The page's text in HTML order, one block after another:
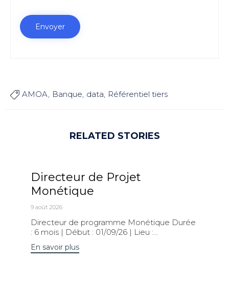
 AMOA Banque data Référentiel tiers
RELATED STORIES
Directeur de Projet
Monétique
9 août 2026
Directeur de programme Monétique Durée
: 6 mois | Début : 01/09/26 | Lieu :...
En savoir plus